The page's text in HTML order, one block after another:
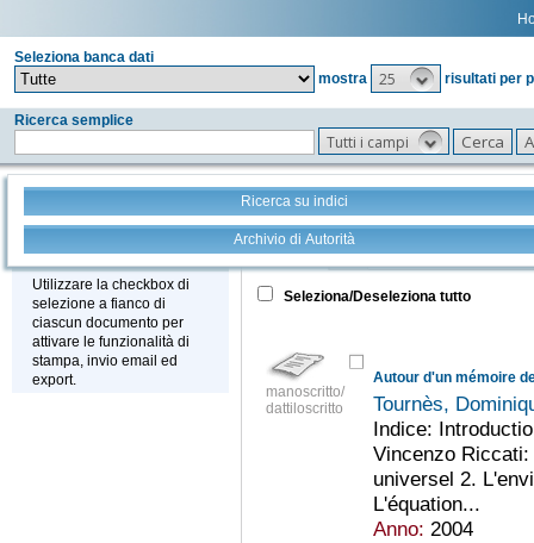
Seleziona banca dati
mostra
25 risultati per
Ricerca semplice
Tutti i campi
Ricerca su indici
Archivio di Autorità
Stampa - Email - Export
Utilizzare la checkbox di
selezione a fianco di
ciascun documento per
attivare le funzionalità di
stampa, invio email ed
export.
Tutto +
Seleziona/Deseleziona tutto
manoscritto/
dattiloscritto
Tournès,
Indice:
Vincenzo
universel 2.
L'équation...
Anno: 2004